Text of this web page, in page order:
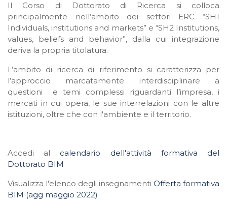
Il Corso di Dottorato di Ricerca si colloca
principalmente nell’ambito dei settori ERC “SH1
Individuals, institutions and markets” e “SH2 Institutions,
values, beliefs and behavior”, dalla cui integrazione
deriva la propria titolatura.
L’ambito di ricerca di riferimento si caratterizza per
l’approccio marcatamente interdisciplinare a
questioni e temi complessi riguardanti l’impresa, i
mercati in cui opera, le sue interrelazioni con le altre
istituzioni, oltre che con l'ambiente e il territorio.
Accedi al calendario dell'attività formativa del
Dottorato BIM
Visualizza l'elenco degli insegnamenti Offerta formativa
BIM (agg maggio 2022)